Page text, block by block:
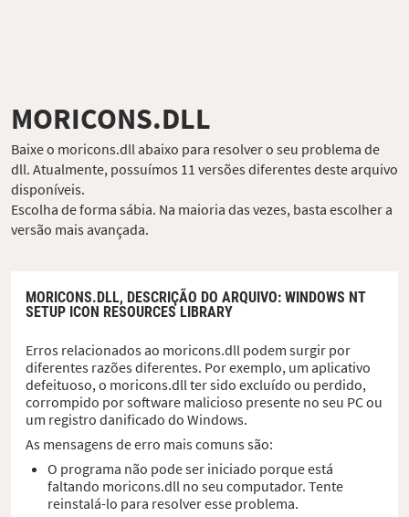
MORICONS.DLL
Baixe o moricons.dll abaixo para resolver o seu problema de
dll. Atualmente, possuímos 11 versões diferentes deste arquivo
disponíveis.
Escolha de forma sábia. Na maioria das vezes, basta escolher a
versão mais avançada.
MORICONS.DLL, DESCRIÇÃO DO ARQUIVO: WINDOWS NT
SETUP ICON RESOURCES LIBRARY
Erros relacionados ao moricons.dll podem surgir por
diferentes razões diferentes. Por exemplo, um aplicativo
defeituoso, o moricons.dll ter sido excluído ou perdido,
corrompido por software malicioso presente no seu PC ou
um registro danificado do Windows.
As mensagens de erro mais comuns são:
O programa não pode ser iniciado porque está
faltando moricons.dll no seu computador. Tente
reinstalá-lo para resolver esse problema.